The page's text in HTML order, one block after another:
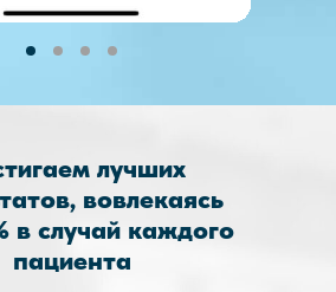
лучших
вовлекаясь
в случай каждого
пациента